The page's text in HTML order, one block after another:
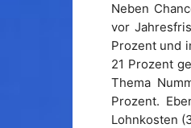
Neben
vor
Prozent und
21 Prozent
Thema
Prozent.
Lohnkosten